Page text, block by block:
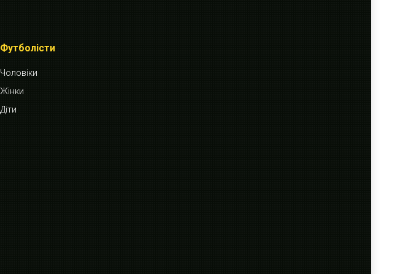
Футболісти
Чоловіки
Жінки
Діти